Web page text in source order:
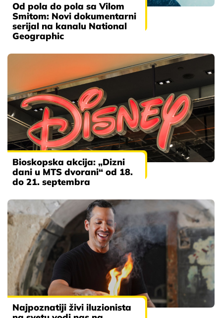
Od pola do pola sa Vilom
Smitom: Novi dokumentarni
serijal na kanalu National
Geographic
Bioskopska akcija: „Dizni
dani u MTS dvorani“ od 18.
do 21. septembra
Najpoznatiji živi iluzionista